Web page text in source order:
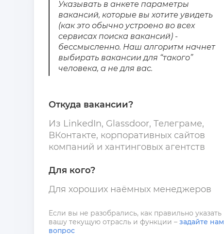
Указывать в анкете параметры
вакансий, которые вы хотите увидеть
(как это обычно устроено во всех
сервисах поиска вакансий) -
бессмысленно. Наш алгоритм начнет
выбирать вакансии для “такого”
человека, а не для вас.
Откуда вакансии?
Из LinkedIn, Glassdoor, Телеграме,
ВКонтакте, корпоративных сайтов
компаний и хантинговых агентств
Для кого?
Для хороших наёмных менеджеров
Если вы не разобрались, как правильно указать
вашу текущую отрасль и функции – задайте нам
вопрос